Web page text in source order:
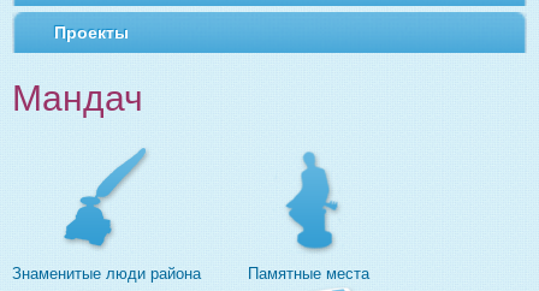
Проекты
Мандач
Знаменитые люди района Памятные места